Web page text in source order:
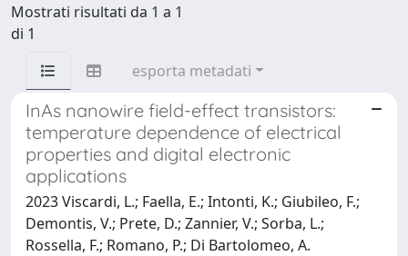
Mostrati risultati da 1 a 1
di 1
esporta metadati
InAs nanowire field-effect transistors:
temperature dependence of electrical
properties and digital electronic
applications
2023 Viscardi, L.; Faella, E.; Intonti, K.; Giubileo, F.;
Demontis, V.; Prete, D.; Zannier, V.; Sorba, L.;
Rossella, F.; Romano, P.; Di Bartolomeo, A.